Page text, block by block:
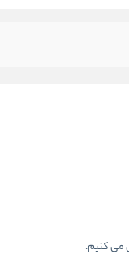
می کنیم.